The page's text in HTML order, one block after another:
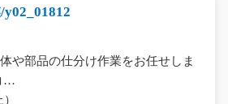
や部品の仕分け作業をお任せしま
…